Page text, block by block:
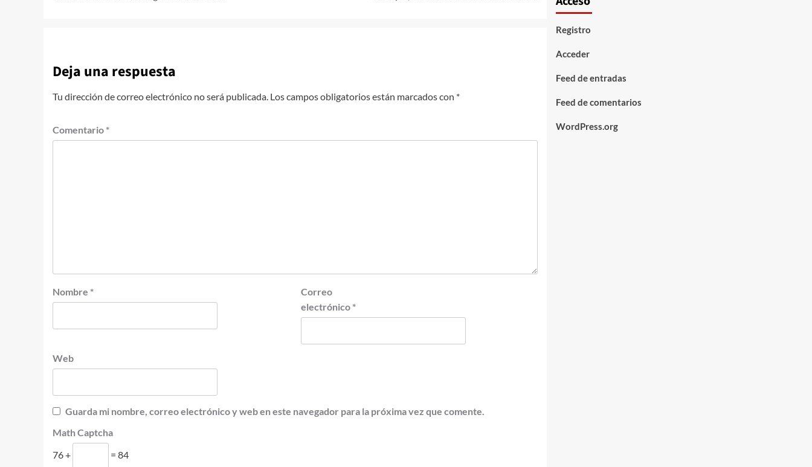
entradas
Deja una respuesta
Tu dirección de correo electrónico no será publicada. Los campos obligatorios están marcados con *
Comentario *
Nombre *
Correo
electrónico *
Web
Guarda mi nombre, correo electrónico y web en este navegador para la próxima vez que comente.
Math Captcha
76 +
= 84
Registro
Acceder
Feed de entradas
Feed de comentarios
WordPress.org